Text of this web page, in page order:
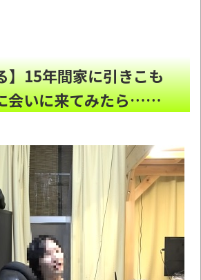
クの少年を無理やり止めるパ
ｗｗｗ
ボンバーのライブ中に突然、謎
を持って、ステージ上に乱入！
きや、とんでもなくガチでやば
・・・NEW!
北最強へｗｗｗｗｗNEW!
ばすきだろ NEW!
フォントじゃないだろ…」昭和の
た女性誌の広告がホラーすぎる
分の海岸沿いにある「県道635号
】15年間家に引きこも
会いに来てみたら……